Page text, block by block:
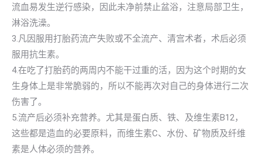
流血易发生逆行感染，因此未净前禁止盆浴，注意局部卫生，
淋浴洗澡。
3.凡因服用打胎药流产失败或不全流产、清宫术者，术后必须
服用抗生素。
4.在吃了打胎药的两周内不能干过重的活，因为这个时期的女
生身体上是非常脆弱的，所以不能再次对自己的身体进行二次
伤害了。
5.流产后必须补充营养。尤其是蛋白质、铁、及维生素B12，
这些都是造血的必要原料，而维生素C、水份、矿物质及纤维
素是人体必须的营养。